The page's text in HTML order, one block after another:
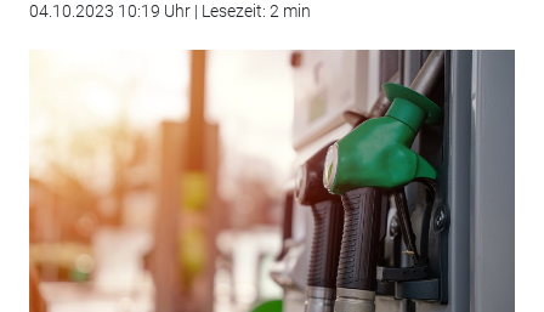
04.10.2023 10:19 Uhr | Lesezeit: 2 min